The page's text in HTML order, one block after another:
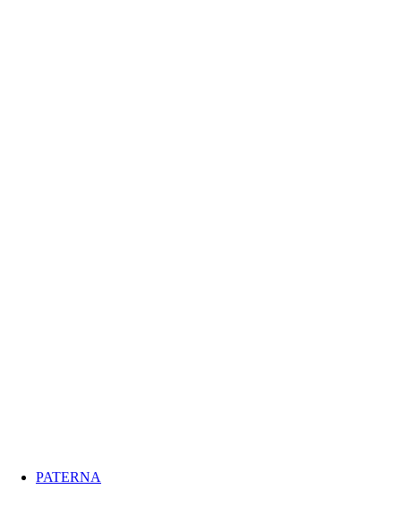
PATERNA